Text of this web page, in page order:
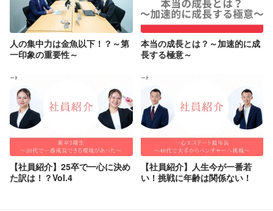
人の集中力は金魚以下！？～第
一印象の重要性～
本当の成長とは？～加速的に成
長する極意～
【社員紹介】25卒で一心に決め
た訳は！？Vol.4
【社員紹介】人生今が一番若
い！挑戦に年齢は関係ない！